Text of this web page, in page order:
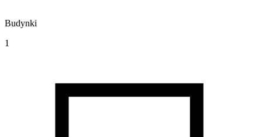
Budynki
1